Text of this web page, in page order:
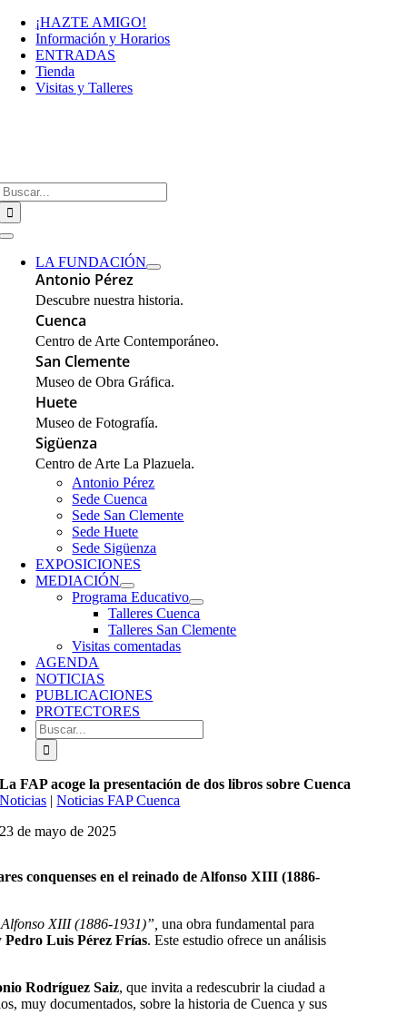
Saltar
contenido
¡HAZTE AMIGO!
Información y Horarios
ENTRADAS
Tienda
Visitas y Talleres
Toggle
NavigationLA FUNDACIÓN
Antonio Pérez
Descubre nuestra historia.
Cuenca
Centro de Arte Contemporáneo.
San Clemente
Museo de Obra Gráfica.
Huete
Museo de Fotografía.
Sigüenza
Centro de Arte La Plazuela.
Antonio Pérez
Sede Cuenca
Sede San Clemente
Sede Huete
Sede Sigüenza
EXPOSICIONES
MEDIACIÓN
Programa Educativo
Talleres Cuenca
Talleres San Clemente
Visitas comentadas
AGENDA
NOTICIAS
PUBLICACIONES
PROTECTORES
Buscar:
La FAP acoge la presentación de dos libros sobre Cuenca
Noticias |Noticias FAP Cuenca
23 de mayo de 2025
conquenses en el reinado de Alfonso XIII (1886-
XIII (1886-1931)”, una obra fundamental para
Pedro Luis Pérez Frías. Este estudio ofrece un análisis
Rodríguez Saiz, que invita a redescubrir la ciudad a
muy documentados, sobre la historia de Cuenca y sus